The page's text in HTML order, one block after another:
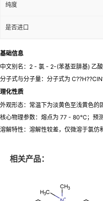
纯度
是否进口
基础信息
中文别名：2 - 氯 - 2-(苯基亚肼基) 乙
分子式与分子量：分子式为
理化性质
外观形态：常温下为淡黄色至浅黄色的
核心物理参数：熔点为 77 - 80℃；预
溶解特性：溶解性较差，仅微溶于氯仿
相关产品：